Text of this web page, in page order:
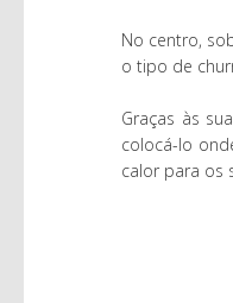
No centro,
o tipo de
Graças às
colocá-lo
calor para os